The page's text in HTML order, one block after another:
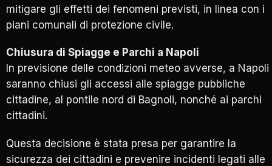
mitigare gli effetti dei fenomeni previsti, in linea con i
piani comunali di protezione civile.
Chiusura di Spiagge e Parchi a Napoli
In previsione delle condizioni meteo avverse, a Napoli
saranno chiusi gli accessi alle spiagge pubbliche
cittadine, al pontile nord di Bagnoli, nonché ai parchi
cittadini.
Questa decisione è stata presa per garantire la
sicurezza dei cittadini e prevenire incidenti legati alle